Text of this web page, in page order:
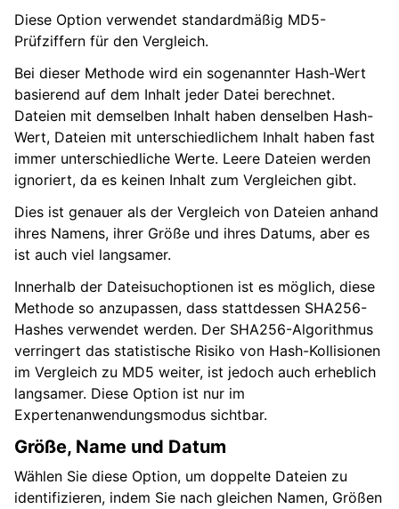
Diese Option verwendet standardmäßig MD5-
Prüfziffern für den Vergleich.
Bei dieser Methode wird ein sogenannter Hash-Wert
basierend auf dem Inhalt jeder Datei berechnet.
Dateien mit demselben Inhalt haben denselben Hash-
Wert, Dateien mit unterschiedlichem Inhalt haben fast
immer unterschiedliche Werte. Leere Dateien werden
ignoriert, da es keinen Inhalt zum Vergleichen gibt.
Dies ist genauer als der Vergleich von Dateien anhand
ihres Namens, ihrer Größe und ihres Datums, aber es
ist auch viel langsamer.
Innerhalb der Dateisuchoptionen ist es möglich, diese
Methode so anzupassen, dass stattdessen SHA256-
Hashes verwendet werden. Der SHA256-Algorithmus
verringert das statistische Risiko von Hash-Kollisionen
im Vergleich zu MD5 weiter, ist jedoch auch erheblich
langsamer. Diese Option ist nur im
Expertenanwendungsmodus sichtbar.
Größe, Name und Datum
Wählen Sie diese Option, um doppelte Dateien zu
identifizieren, indem Sie nach gleichen Namen, Größen